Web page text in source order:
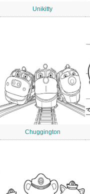
Unikitty
Chuggington